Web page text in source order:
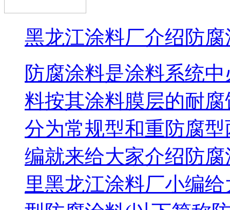
黑龙江涂料厂介绍防
防腐涂料是涂料系统
料按其涂料膜层的耐
分为常规型和重防腐
编就来给大家介绍防
里黑龙江涂料厂小编